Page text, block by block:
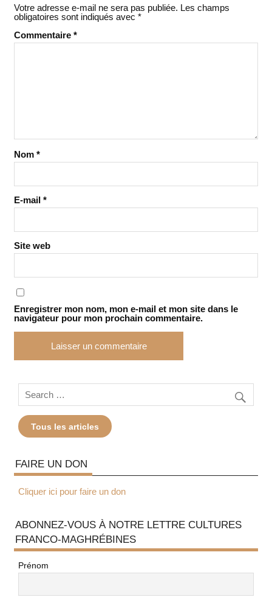
Votre adresse e-mail ne sera pas publiée. Les champs
obligatoires sont indiqués avec *
Commentaire *
Nom *
E-mail *
Site web
Enregistrer mon nom, mon e-mail et mon site dans le
navigateur pour mon prochain commentaire.
Tous les articles
FAIRE UN DON
Cliquer ici pour faire un don
ABONNEZ-VOUS À NOTRE LETTRE CULTURES
FRANCO-MAGHRÉBINES
Prénom